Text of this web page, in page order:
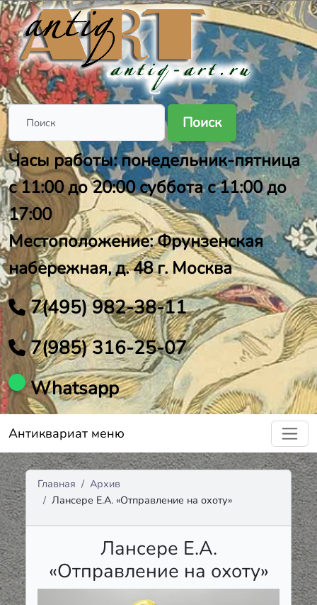
Поиск
Часы работы: понедельник-пятница
с 11:00 до 20:00 суббота с 11:00 до
17:00
Местоположение: Фрунзенская
набережная, д. 48 г. Москва
7(495) 982-38-11
7(985) 316-25-07
Whatsapp
Антиквариат меню
Главная
Архив
Лансере Е.А. «Отправление на охоту»
Лансере Е.А.
«Отправление на охоту»